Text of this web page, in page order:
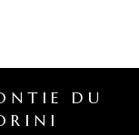
DU